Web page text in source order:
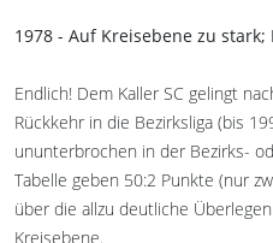
1978 - Auf Kreisebene zu
Endlich! Dem Kaller SC gelingt
Rückkehr in die Bezirksliga (bis
ununterbrochen in der Bezirks-
Tabelle geben 50:2 Punkte (nur
über die allzu deutliche
Kreisebene.